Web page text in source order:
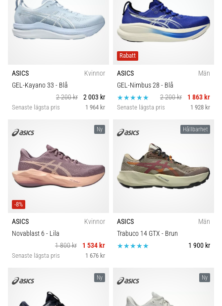
ASICS
Kvinnor
GEL-Kayano 33 - Blå
2 200 kr
2 003 kr
Senaste lägsta pris 1 964 kr
Rabatt
ASICS
Män
GEL-Nimbus 28 - Blå
2 200 kr
1 863 kr
Senaste lägsta pris 1 928 kr
Ny
-8%
ASICS
Kvinnor
Novablast 6 - Lila
1 800 kr
1 534 kr
Senaste lägsta pris 1 676 kr
Hållbarhet
ASICS
Män
Trabuco 14 GTX - Brun
1 900 kr
Ny Ny